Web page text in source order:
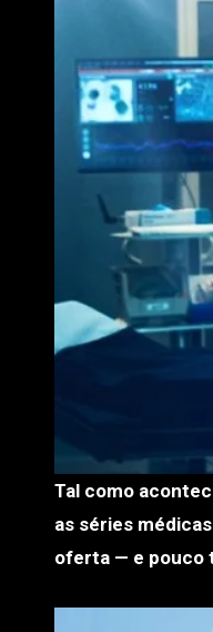
Tal como
as séries
oferta — e pouco